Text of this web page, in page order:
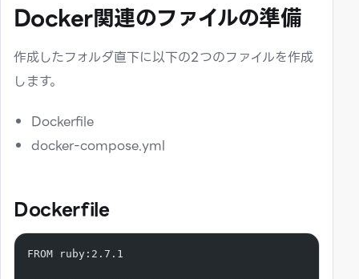
Docker関連のファイルの準備
作成したフォルダ直下に以下の2つのファイルを作成
します。
Dockerfile
docker-compose.yml
Dockerfile
FROM ruby:2.7.1